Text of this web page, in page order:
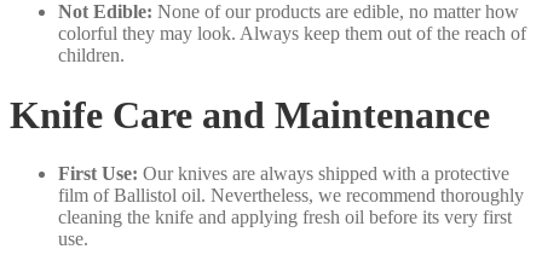
Not Edible: None of our products are edible, no matter how
colorful they may look. Always keep them out of the reach of
children.
Knife Care and Maintenance
First Use: Our knives are always shipped with a protective
film of Ballistol oil. Nevertheless, we recommend thoroughly
cleaning the knife and applying fresh oil before its very first
use.